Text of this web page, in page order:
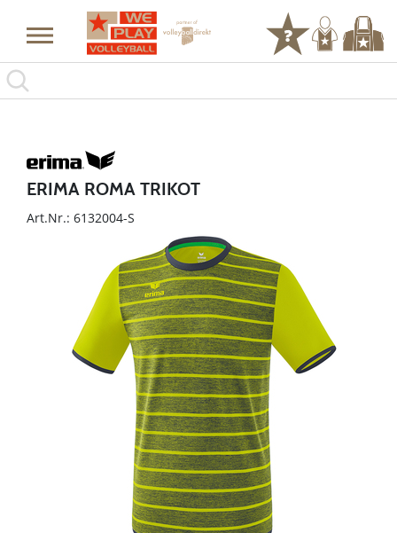
ERIMA ROMA TRIKOT
Art.Nr.: 6132004-S